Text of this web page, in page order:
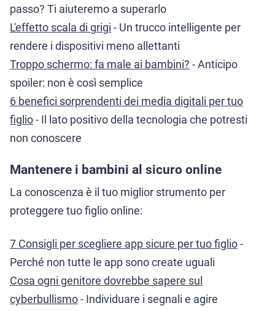
passo? Ti aiuteremo a superarlo
L'effetto scala di grigi - Un trucco intelligente per
rendere i dispositivi meno allettanti
Troppo schermo: fa male ai bambini? - Anticipo
spoiler: non è così semplice
6 benefici sorprendenti dei media digitali per tuo
figlio - Il lato positivo della tecnologia che potresti
non conoscere
Mantenere i bambini al sicuro online
La conoscenza è il tuo miglior strumento per
proteggere tuo figlio online:
7 Consigli per scegliere app sicure per tuo figlio -
Perché non tutte le app sono create uguali
Cosa ogni genitore dovrebbe sapere sul
cyberbullismo - Individuare i segnali e agire